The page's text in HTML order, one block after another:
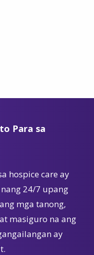
Para sa
hospice care ay
24/7 upang
mga tanong,
masiguro na ang
ay